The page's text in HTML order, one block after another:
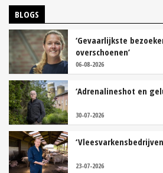
BLOGS
‘Gevaarlijkste
overschoenen’
06-08-2026
‘Adrenalineshot en
30-07-2026
23-07-2026